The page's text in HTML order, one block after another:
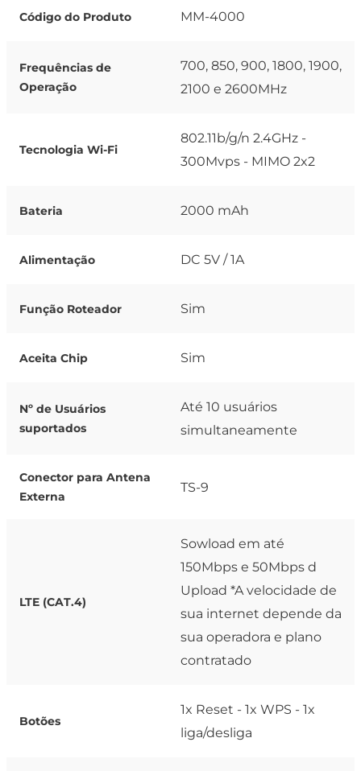
Código do Produto MM-4000
Frequências de
Operação
700, 850, 900, 1800, 1900,
2100 e 2600MHz
Tecnologia Wi-Fi
802.11b/g/n 2.4GHz -
300Mvps - MIMO 2x2
Bateria 2000 mAh
Alimentação DC 5V / 1A
Função Roteador Sim
Aceita Chip Sim
Nº de Usuários
suportados
Até 10 usuários
simultaneamente
Conector para Antena
Externa
TS-9
LTE (CAT.4)
Sowload em até
150Mbps e 50Mbps d
Upload *A velocidade de
sua internet depende da
sua operadora e plano
contratado
Botões
1x Reset - 1x WPS - 1x
liga/desliga